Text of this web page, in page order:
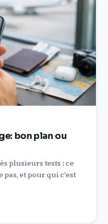
bon plan ou
plusieurs tests : ce
et pour qui c'est